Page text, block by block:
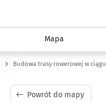
Mapa
Powrót do mapy